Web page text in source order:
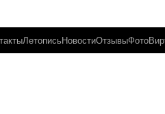
ЛетописьНовостиОтзывыФото